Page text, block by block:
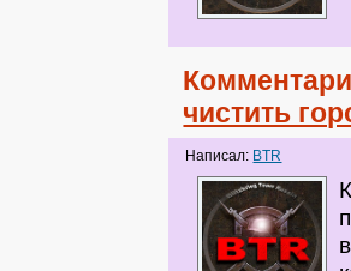
чистить
Написал: BTR